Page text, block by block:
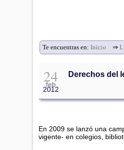
Te encuentras en: Inicio ⇒
24
feb
2012
Derechos del
En 2009 se lanzó una
vigente- en colegios,